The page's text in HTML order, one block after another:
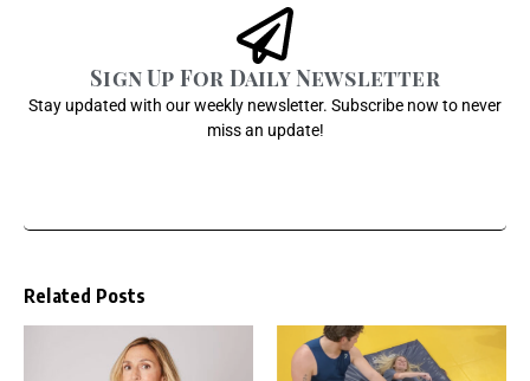
Sign Up For Daily Newsletter
Stay updated with our weekly newsletter. Subscribe now to never
miss an update!
Related Posts